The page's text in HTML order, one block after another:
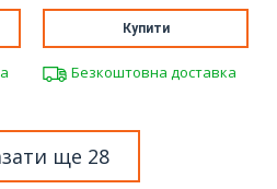
Купити
Безкоштовна доставка
ще 28